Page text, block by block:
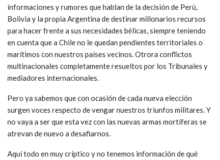
informaciones y rumores que hablan de la decisión de Perú,
Bolivia y la propia Argentina de destinar millonarios recursos
para hacer frente a sus necesidades bélicas, siempre teniendo
en cuenta que a Chile no le quedan pendientes territoriales o
marítimos con nuestros países vecinos. Otrora conflictos
multinacionales completamente resueltos por los Tribunales y
mediadores internacionales.
Pero ya sabemos que con ocasión de cada nueva elección
surgen voces respecto de vengar nuestros triunfos militares. Y
no vaya a ser que esta vez con las nuevas armas mortíferas se
atrevan de nuevo a desafiarnos.
Aquí todo en muy críptico y no tenemos información de qué